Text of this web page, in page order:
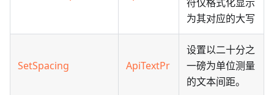
为其对应的大写
SetSpacing ApiTextPr
设置以二十分之
一磅为单位测量
的文本间距。